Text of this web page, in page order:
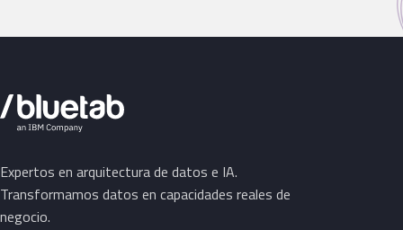
Expertos en arquitectura de datos e IA.
Transformamos datos en capacidades reales de
negocio.